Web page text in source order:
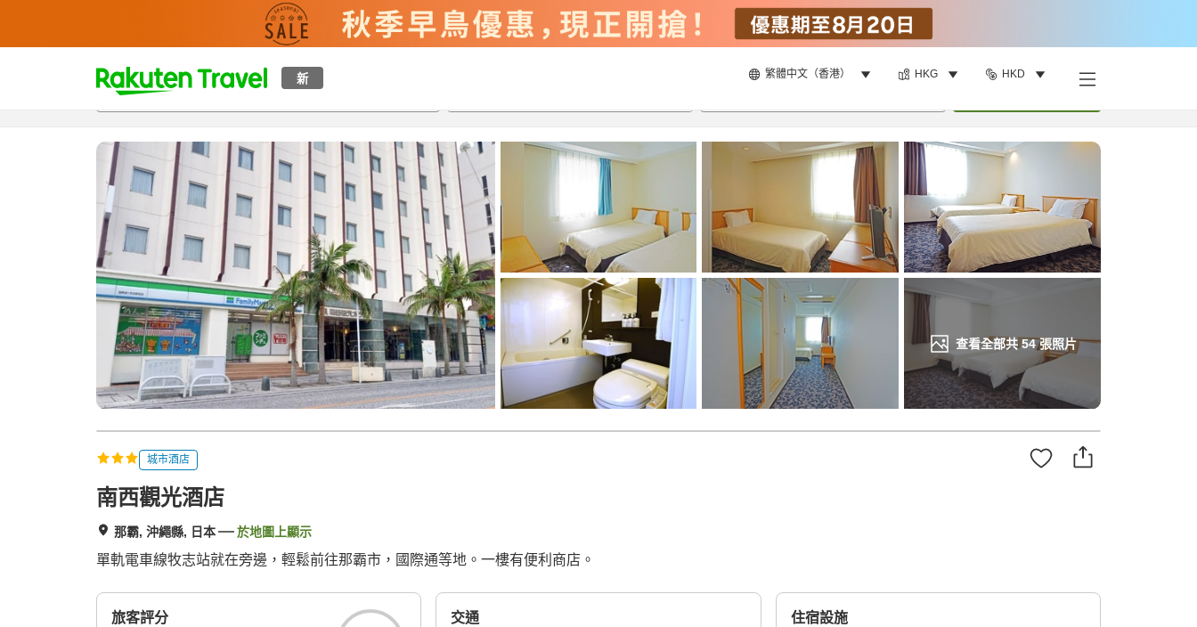
新 繁體中文（香港） HKG HKD
t
p
a
_
s
e
a
r
c
h
查看全部共54張照片
概覽房間及住宿方案 評價特色設施
城市酒店
南西觀光酒店
那霸, 沖繩縣, 日本 於地圖上顯示
單軌電車線牧志站就在旁邊，輕鬆前往那霸市，國際通等地。一樓有便利商店。
旅客評分 交通 住宿設施